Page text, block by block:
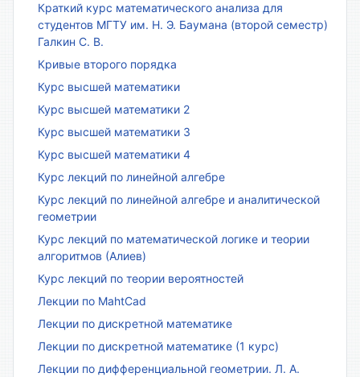
Краткий курс математического анализа для
студентов МГТУ им. Н. Э. Баумана (второй семестр)
Галкин С. В.
Кривые второго порядка
Курс высшей математики
Курс высшей математики 2
Курс высшей математики 3
Курс высшей математики 4
Курс лекций по линейной алгебре
Курс лекций по линейной алгебре и аналитической
геометрии
Курс лекций по математической логике и теории
алгоритмов (Алиев)
Курс лекций по теории вероятностей
Лекции по MahtCad
Лекции по дискретной математике
Лекции по дискретной математике (1 курс)
Лекции по дифференциальной геометрии. Л. А.